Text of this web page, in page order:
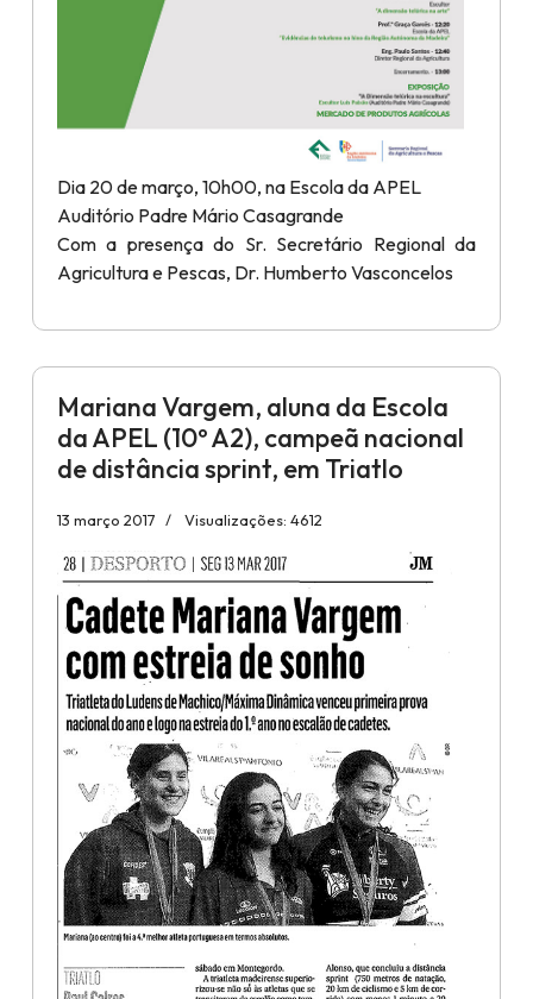
Dia 20 de março, 10h00, na Escola da APEL
Auditório Padre Mário Casagrande
Com a presença do Sr. Secretário Regional da
Agricultura e Pescas, Dr. Humberto Vasconcelos
Mariana Vargem, aluna da Escola
da APEL (10º A2), campeã nacional
de distância sprint, em Triatlo
13 março 2017 Visualizações: 4612